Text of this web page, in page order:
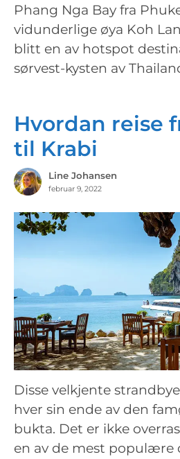
Phang Nga Bay fra
vidunderlige øya Koh
blitt en av hotspot
sørvest-kysten av
Hvordan reise
til Krabi
Line Johansen
februar 9, 2022
Disse velkjente
hver sin ende av den
bukta. Det er ikke
en av de mest populære